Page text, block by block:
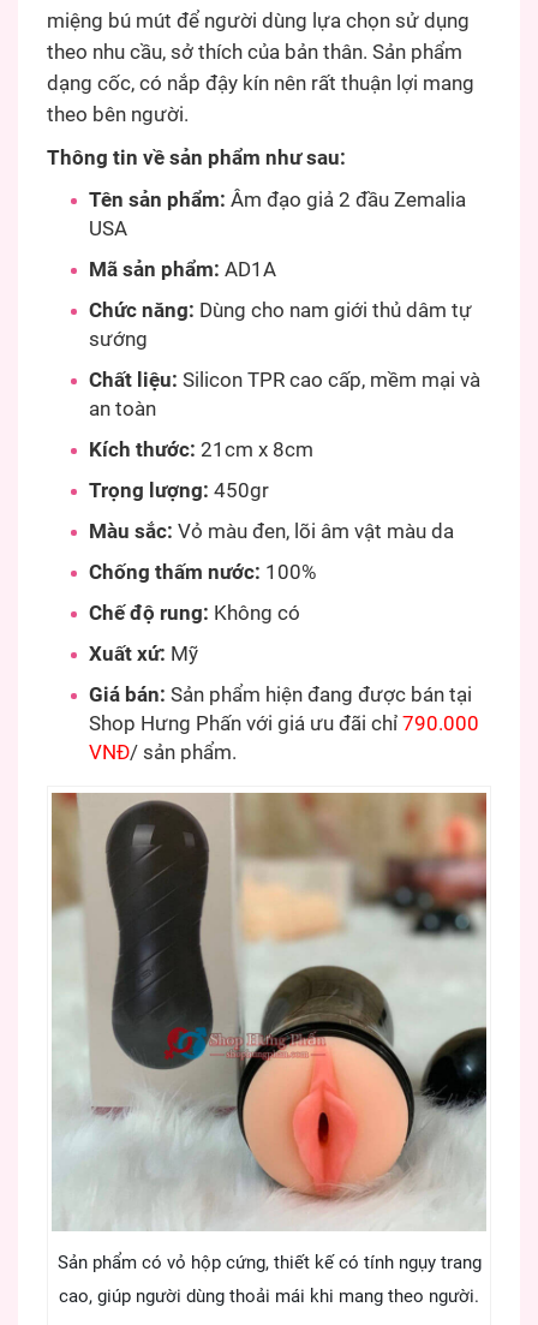
miệng bú mút để người dùng lựa chọn sử dụng
theo nhu cầu, sở thích của bản thân. Sản phẩm
dạng cốc, có nắp đậy kín nên rất thuận lợi mang
theo bên người.
Thông tin về sản phẩm như sau:
Tên sản phẩm: Âm đạo giả 2 đầu Zemalia
USA
Mã sản phẩm: AD1A
Chức năng: Dùng cho nam giới thủ dâm tự
sướng
Chất liệu: Silicon TPR cao cấp, mềm mại và
an toàn
Kích thước: 21cm x 8cm
Trọng lượng: 450gr
Màu sắc: Vỏ màu đen, lõi âm vật màu da
Chống thấm nước: 100%
Chế độ rung: Không có
Xuất xứ: Mỹ
Giá bán: Sản phẩm hiện đang được bán tại
Shop Hưng Phấn với giá ưu đãi chỉ 790.000
VNĐ/ sản phẩm.
Sản phẩm có vỏ hộp cứng, thiết kế có tính ngụy trang
cao, giúp người dùng thoải mái khi mang theo người.